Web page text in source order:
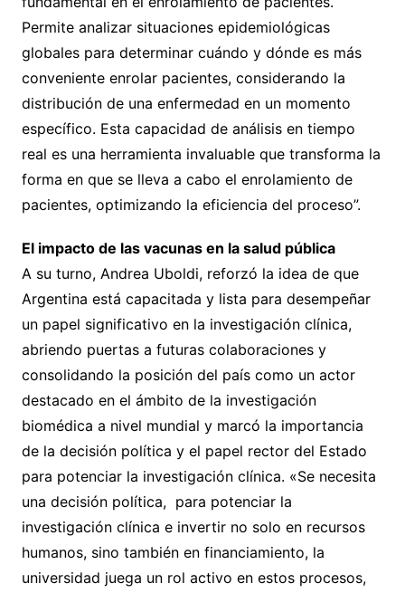
Permite analizar situaciones epidemiológicas
globales para determinar cuándo y dónde es más
conveniente enrolar pacientes, considerando la
distribución de una enfermedad en un momento
específico. Esta capacidad de análisis en tiempo
real es una herramienta invaluable que transforma la
forma en que se lleva a cabo el enrolamiento de
pacientes, optimizando la eficiencia del proceso”.
El impacto de las vacunas en la salud pública
A su turno, Andrea Uboldi, reforzó la idea de que
Argentina está capacitada y lista para desempeñar
un papel significativo en la investigación clínica,
abriendo puertas a futuras colaboraciones y
consolidando la posición del país como un actor
destacado en el ámbito de la investigación
biomédica a nivel mundial y marcó la importancia
de la decisión política y el papel rector del Estado
para potenciar la investigación clínica. «Se necesita
una decisión política, para potenciar la
investigación clínica e invertir no solo en recursos
humanos, sino también en financiamiento, la
universidad juega un rol activo en estos procesos,